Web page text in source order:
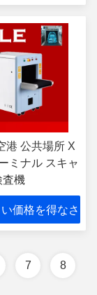
港 公共場所 X
ミナル スキャ
査機
価格を得なさ
7 8